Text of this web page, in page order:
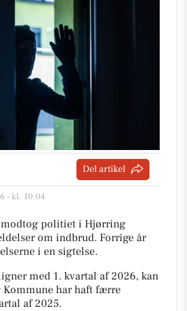
Del artikel
- kl. 10:04
modtog politiet i Hjørring
om indbrud. Forrige år
i en sigtelse.
med 1. kvartal af 2026, kan
Kommune har haft færre
af 2025.